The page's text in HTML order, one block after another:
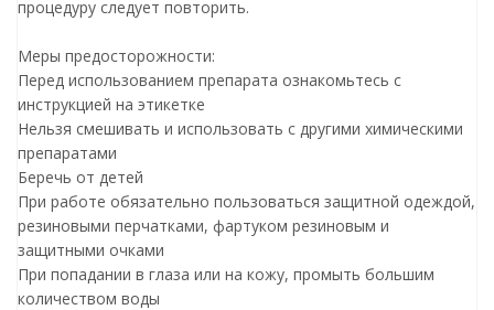
процедуру следует повторить.
Меры предосторожности:
Перед использованием препарата ознакомьтесь с
инструкцией на этикетке
Нельзя смешивать и использовать с другими химическими
препаратами
Беречь от детей
При работе обязательно пользоваться защитной одеждой,
резиновыми перчатками, фартуком резиновым и
защитными очками
При попадании в глаза или на кожу, промыть большим
количеством воды